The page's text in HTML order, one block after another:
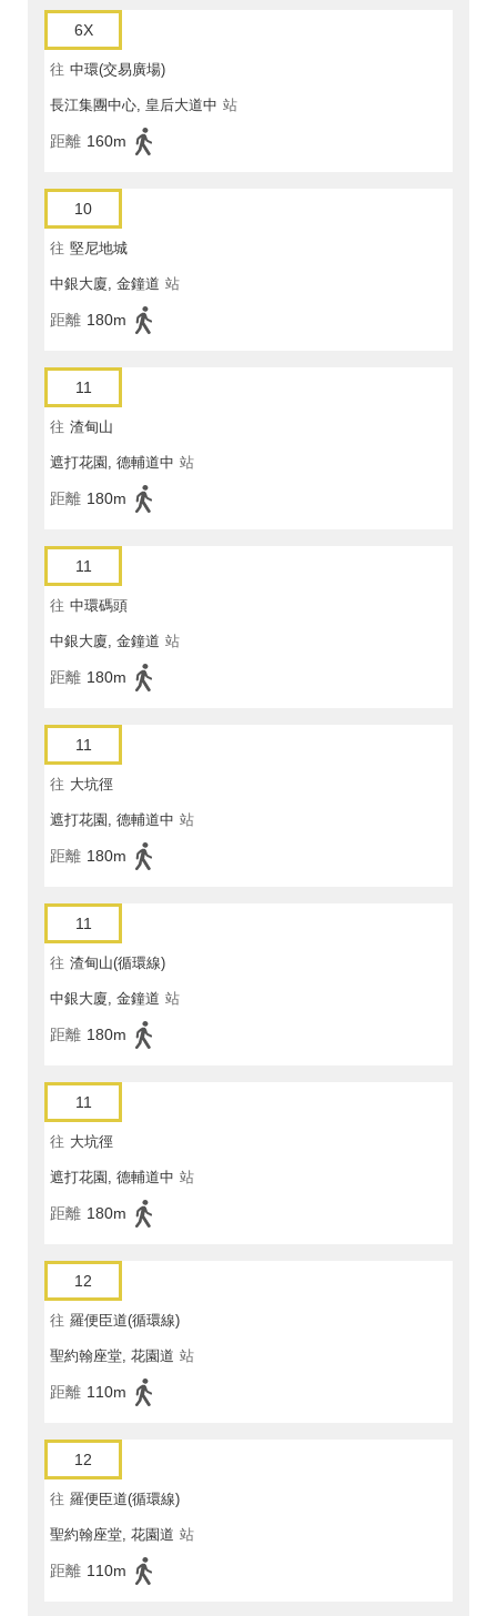
6X
往 中環(交易廣場)
長江集團中心, 皇后大道中 站
距離 160m
10
往 堅尼地城
中銀大廈, 金鐘道 站
距離 180m
11
往 渣甸山
遮打花園, 德輔道中 站
距離 180m
11
往 中環碼頭
中銀大廈, 金鐘道 站
距離 180m
11
往 大坑徑
遮打花園, 德輔道中 站
距離 180m
11
往 渣甸山(循環線)
中銀大廈, 金鐘道 站
距離 180m
11
往 大坑徑
遮打花園, 德輔道中 站
距離 180m
12
往 羅便臣道(循環線)
聖約翰座堂, 花園道 站
距離 110m
12
往 羅便臣道(循環線)
聖約翰座堂, 花園道 站
距離 110m